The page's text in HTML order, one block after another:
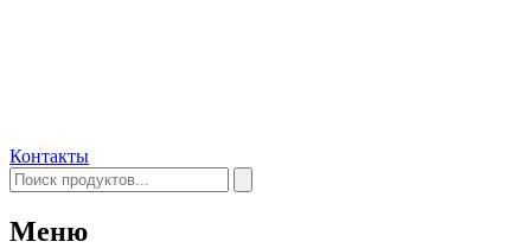
Контакты
Меню